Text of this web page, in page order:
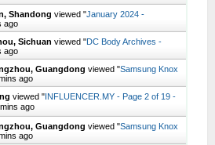
Shandong viewed "January 2024 -
ago
Sichuan viewed "DC Body Archives -
ago
Guangdong viewed "Samsung Knox
ago
viewed "INFLUENCER.MY - Page 2 of 19 -
ago
Guangdong viewed "Samsung Knox
ago